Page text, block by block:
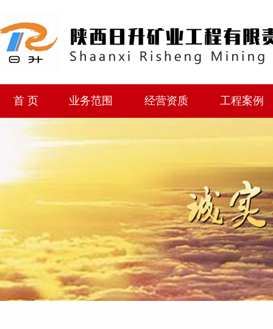
首 页 业务范围 经营资质 工程案例